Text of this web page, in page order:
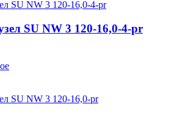
SU NW 3 120-16,0-4-pr